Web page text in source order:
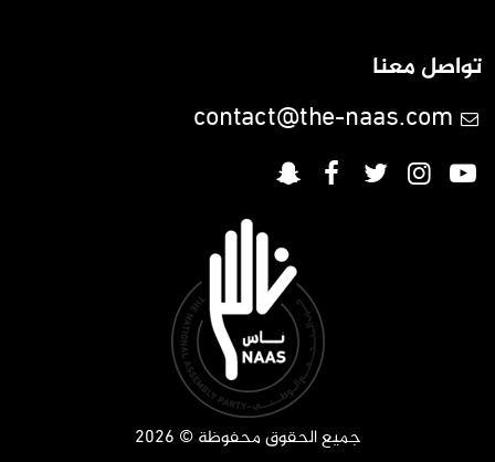
تواصل معنا
contact@the-naas.com
جميع الحقوق محفوظة © 2026